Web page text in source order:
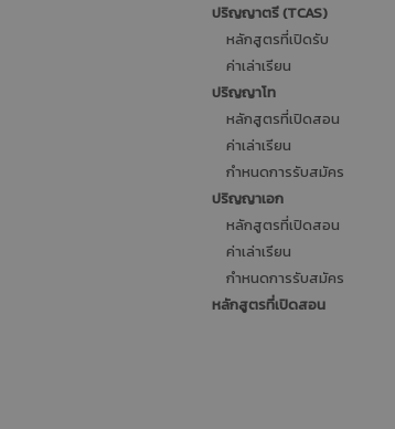
ปริญญาตรี (TCAS)
หลักสูตรที่เปิดรับ
ค่าเล่าเรียน
ปริญญาโท
หลักสูตรที่เปิดสอน
ค่าเล่าเรียน
กำหนดการรับสมัคร
ปริญญาเอก
หลักสูตรที่เปิดสอน
ค่าเล่าเรียน
กำหนดการรับสมัคร
หลักสูตรที่เปิดสอน